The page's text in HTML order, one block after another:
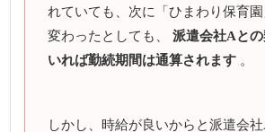
れていても、次に「ひまわり保育
変わったとしても、派遣会社Aと
いれば勤続期間は通算されます 。
しかし、時給が良いからと派遣会